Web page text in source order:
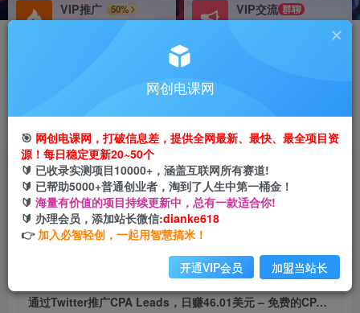
VIP推广
50%
VIP交流 群聊
研究探讨更多创业项目路子。
搭建同款网站，自己当老板
通过Twitter推广CPA Leads，日赚46.01美元 – 免
费的CPA联盟推广模式
网创电课网
2年前发布
1279 171
通过Twitter推广CPA Leads，日赚46.01美元 – 免费的CPA联盟推广模式
网创电课网
🎯 网创电课网，打破信息差，提供全网最新、最快、最全项目资
源！每日稳定更新20~50个
🔰 已收录实测项目10000+，涵盖互联网所有赛道!
🔰 已帮助5000+普通创业者，淘到了人生中第一桶金！
🔰 海量有价值的项目持续更新中，总有一款适合你!
🔰 办理会员，添加站长微信:dianke618
👉 加入必智轻创，一起用智慧搞米！
开通VIP会员 加盟当站长